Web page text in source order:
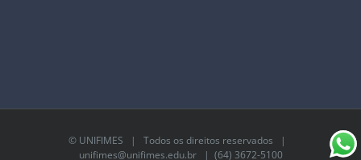
© UNIFIMES | Todos os direitos reservados |
unifimes@unifimes.edu.br| (64) 3672-5100